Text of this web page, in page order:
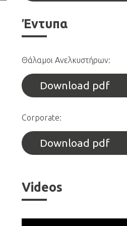
Προδιαγραφές
Κάσωμα & Πλευρές:
Στοιχεία Design:Ambre Gold
Δάπεδο: Πλακάκι Velvet Grey
Κομβιοδόχος:MN
Κουπαστή:Moon
Έντυπα
Θάλαμοι Ανελκυστήρων:
Download pdf
Corporate:
Download pdf
Videos